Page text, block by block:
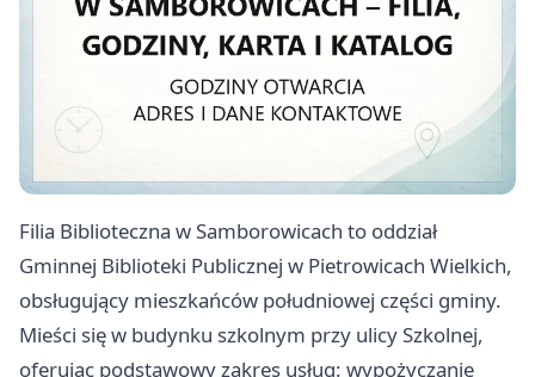
Filia Biblioteczna w Samborowicach to oddział
Gminnej Biblioteki Publicznej w Pietrowicach Wielkich,
obsługujący mieszkańców południowej części gminy.
Mieści się w budynku szkolnym przy ulicy Szkolnej,
oferując podstawowy zakres usług: wypożyczanie